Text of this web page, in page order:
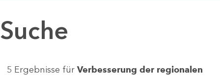
Suche
5 Ergebnisse für Verbesserung der regionalen